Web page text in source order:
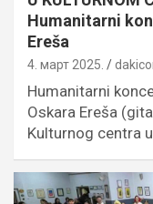
Humanitarni
Ereša
4. март 2025.
Humanitarni
Oskara Ereša
Kulturnog centra